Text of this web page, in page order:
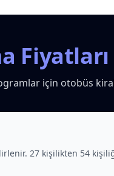
Fiyatları
için otobüs
27 kişilikten 54